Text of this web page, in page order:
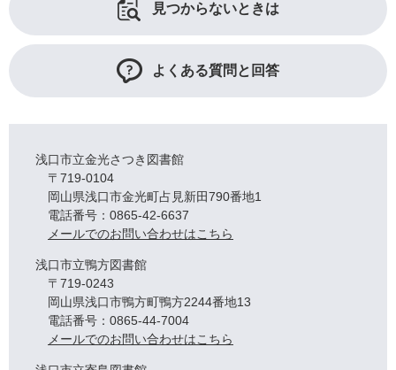
見つからないときは
よくある質問と回答
浅口市立金光さつき図書館
〒719-0104
岡山県浅口市金光町占見新田790番地1
電話番号：0865-42-6637
メールでのお問い合わせはこちら
浅口市立鴨方図書館
〒719-0243
岡山県浅口市鴨方町鴨方2244番地13
電話番号：0865-44-7004
メールでのお問い合わせはこちら